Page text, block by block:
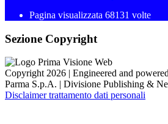
Pagina visualizzata 68131 volte
Sezione Copyright
Copyright 2026 | Engineered and
Parma S.p.A. | Divisione Publishing &
Disclaimer trattamento dati personali